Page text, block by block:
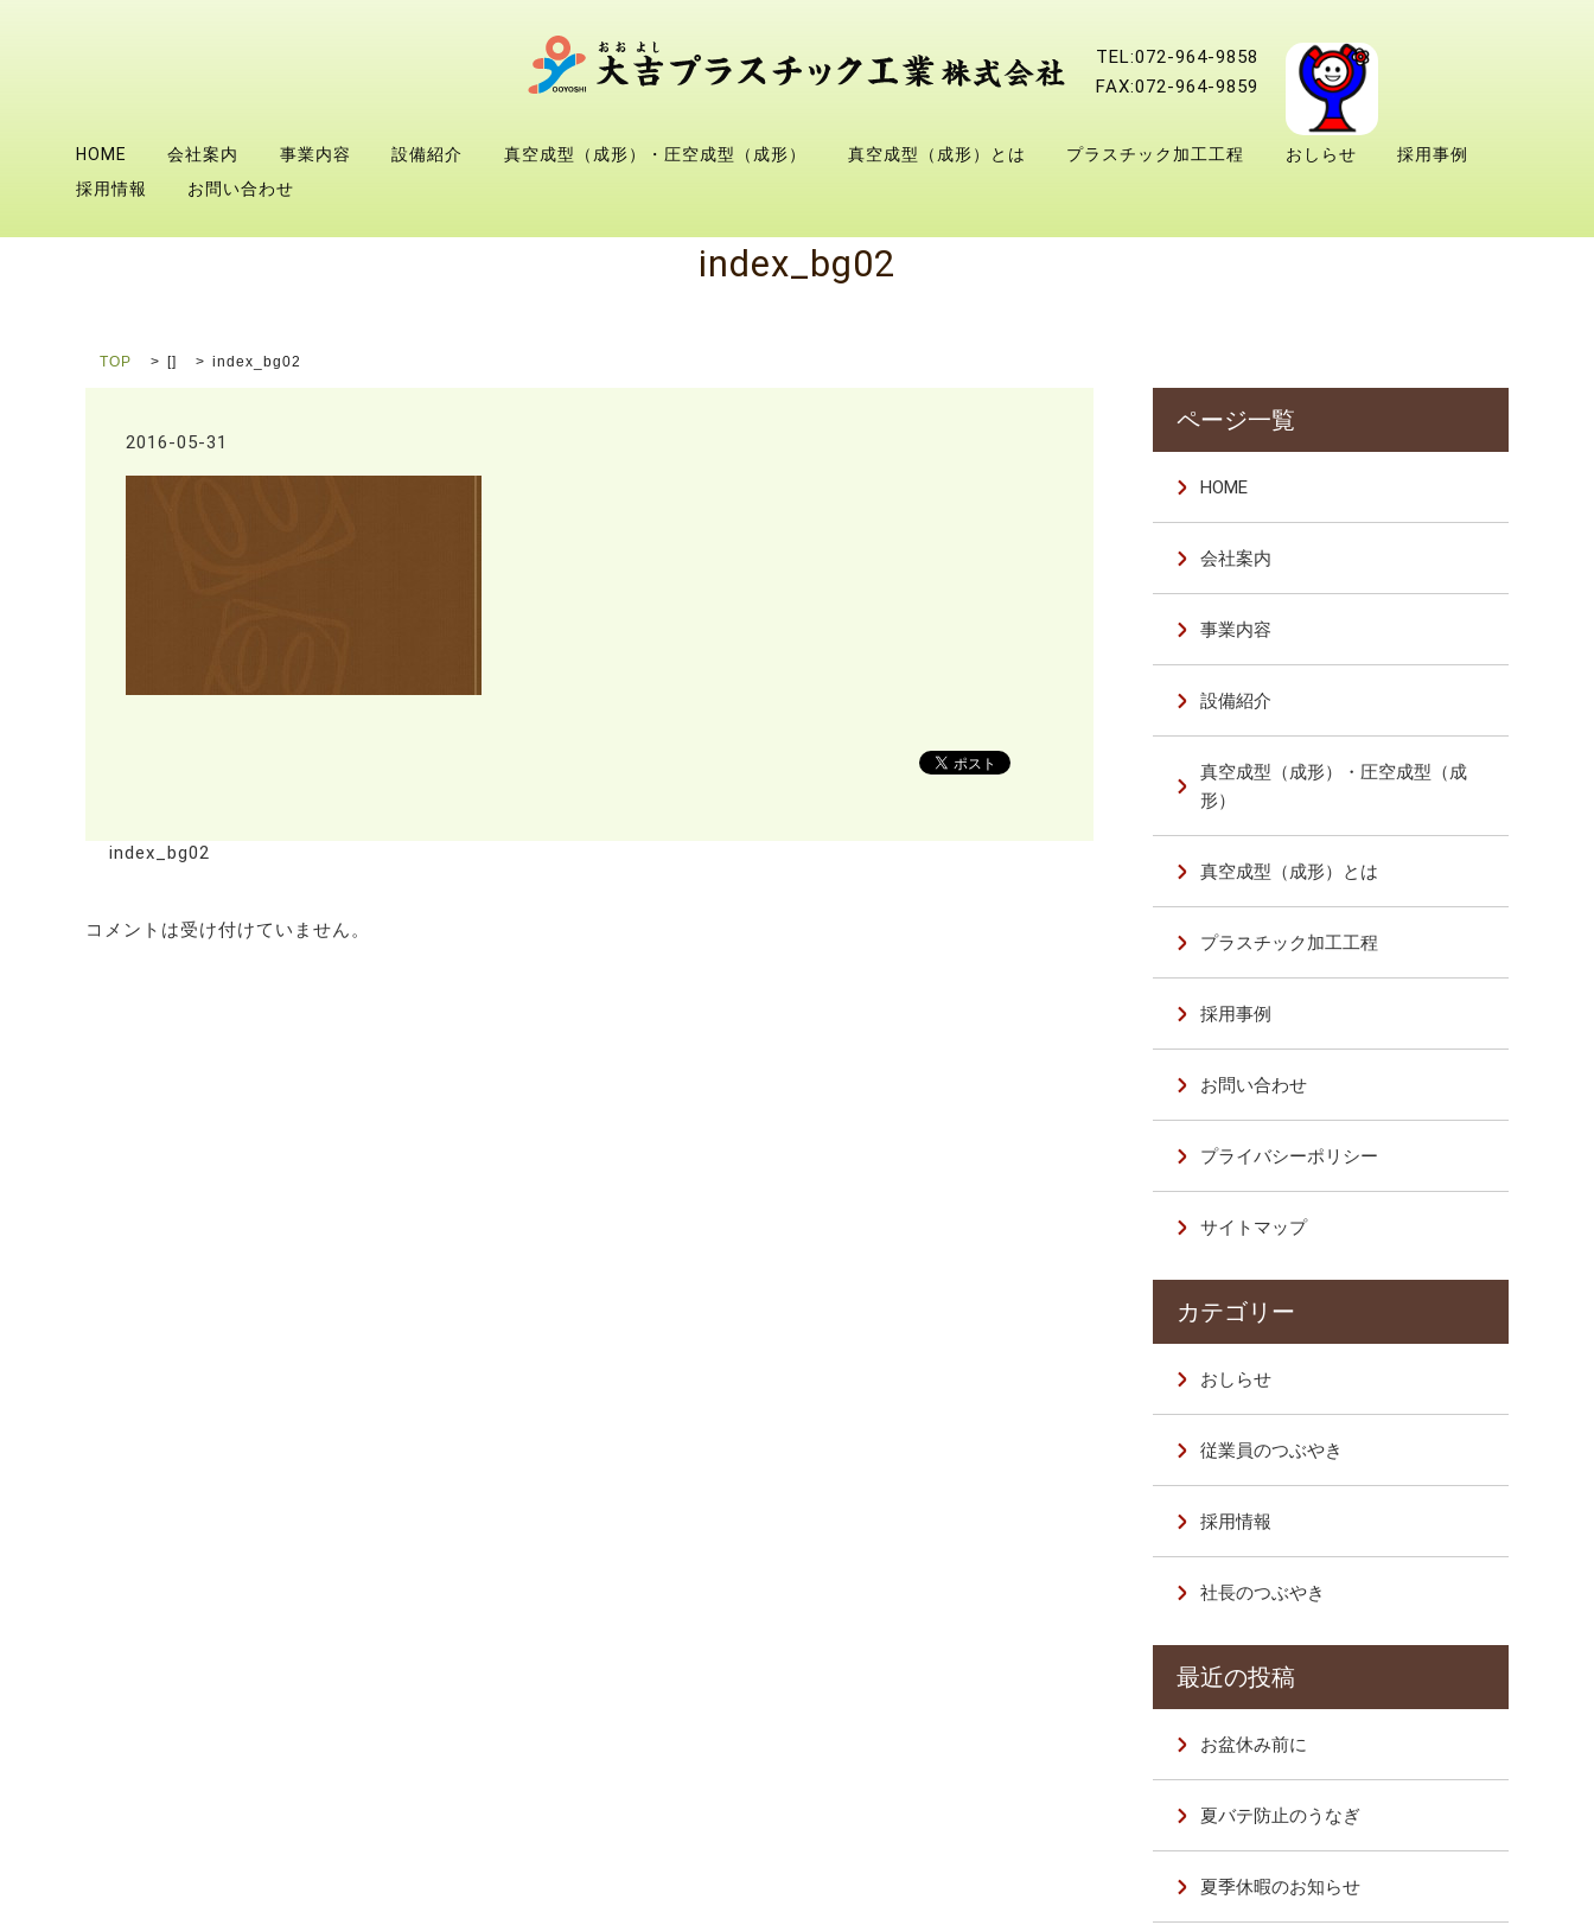
TEL:072-964-9858
FAX:072-964-9859
HOME 会社案内 事業内容 設備紹介 真空成型（成形）・圧空成型（成形） 真空成型（成形）とは プラスチック加工工程 おしらせ
採用事例
採用情報
お問い合わせ
index_bg02
TOP [] index_bg02
2016-05-31
index_bg02
コメントは受け付けていません。
HOME
会社案内
事業内容
設備紹介
真空成型（成形）・圧空成型（成
形）
真空成型（成形）とは
プラスチック加工工程
採用事例
お問い合わせ
プライバシーポリシー
サイトマップ
おしらせ
従業員のつぶやき
採用情報
社長のつぶやき
お盆休み前に
夏バテ防止のうなぎ
夏季休暇のお知らせ